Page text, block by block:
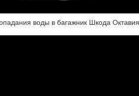
воды в багажник Шкода